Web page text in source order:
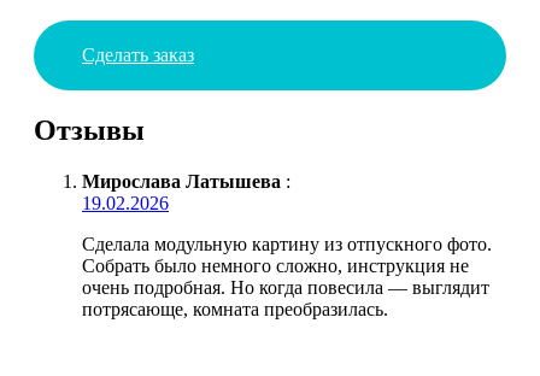
Сделать заказ
Отзывы
Мирослава Латышева :
19.02.2026
Сделала модульную картину из отпускного фото.
Собрать было немного сложно, инструкция не
очень подробная. Но когда повесила — выглядит
потрясающе, комната преобразилась.